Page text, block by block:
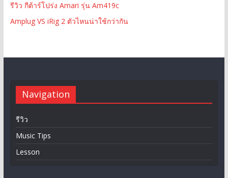
รีวิว กีต้าร์โปร่ง Amari รุ่น Am419c
Amplug VS iRig 2 ตัวไหนน่าใช้กว่ากัน
Navigation
รีวิว
Music Tips
Lesson